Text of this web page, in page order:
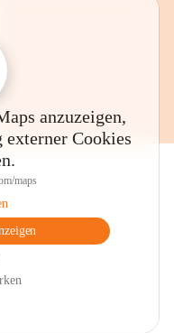
anzuzeigen,
externer Cookies
maps